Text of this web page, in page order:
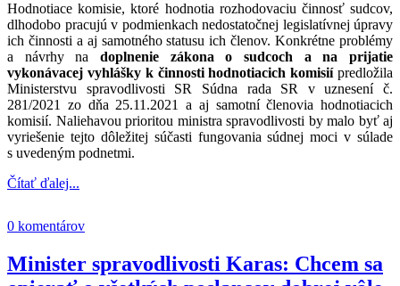
Hodnotiace komisie, ktoré hodnotia rozhodovaciu činnosť sudcov,
dlhodobo pracujú v podmienkach nedostatočnej legislatívnej úpravy
ich činnosti a aj samotného statusu ich členov. Konkrétne problémy
a návrhy na doplnenie zákona o sudcoch a na prijatie
vykonávacej vyhlášky k činnosti hodnotiacich komisiípredložila
Ministerstvu spravodlivosti SR Súdna rada SR v uznesení č.
281/2021 zo dňa 25.11.2021 a aj samotní členovia hodnotiacich
komisií. Naliehavou prioritou ministra spravodlivosti by malo byť aj
vyriešenie tejto dôležitej súčasti fungovania súdnej moci v súlade
s uvedeným podnetmi.
Čítať ďalej...
0 komentárov
Minister spravodlivosti Karas: Chcem sa